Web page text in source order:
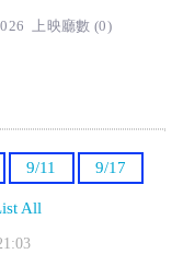
上映廳數 (0)
9/11 9/17
All